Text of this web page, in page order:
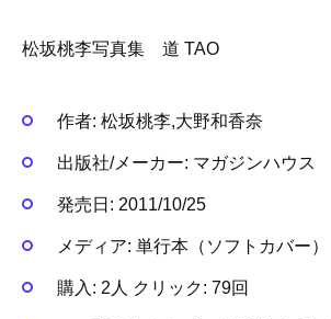
松坂桃李写真集 道 TAO
作者: 松坂桃李,大野和香奈
出版社/メーカー: マガジンハウス
発売日: 2011/10/25
メディア: 単行本（ソフトカバー）
購入 : 2人 クリック: 79回